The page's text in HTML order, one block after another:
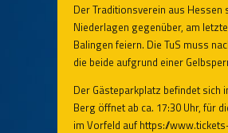
Der Traditionsverein aus Hessen
Niederlagen gegenüber, am
Balingen feiern. Die TuS muss
die beide aufgrund einer
Der Gästeparkplatz befindet sich
Berg öffnet ab ca. 17:30 Uhr, für
im Vorfeld auf https://